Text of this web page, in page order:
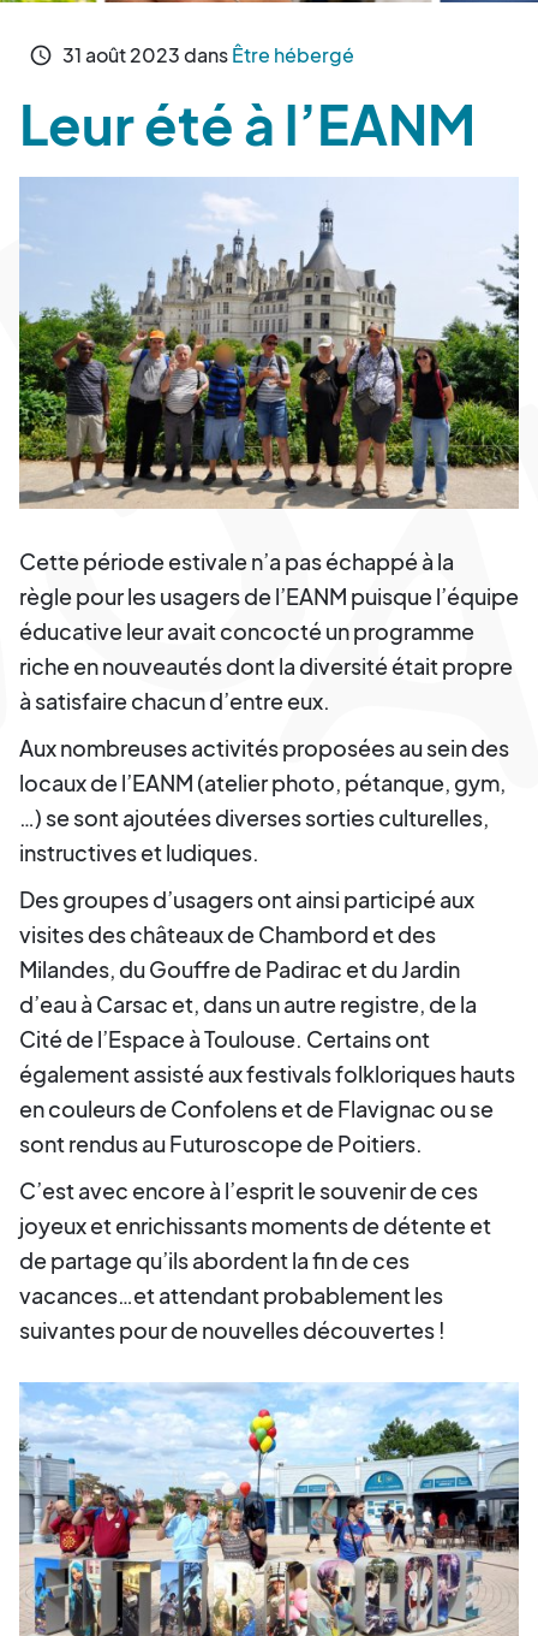
schedule 31août2023dansÊtre hébergé
Leur été à l’EANM
Cette période estivale n’a pas échappé à la
règle pour les usagers de l’EANM puisque l’équipe
éducative leur avait concocté un programme
riche en nouveautés dont la diversité était propre
à satisfaire chacun d’entre eux.
Aux nombreuses activités proposées au sein des
locaux de l’EANM (atelier photo, pétanque, gym,
…) se sont ajoutées diverses sorties culturelles,
instructives et ludiques.
Des groupes d’usagers ont ainsi participé aux
visites des châteaux de Chambord et des
Milandes, du Gouffre de Padirac et du Jardin
d’eau à Carsac et, dans un autre registre, de la
Cité de l’Espace à Toulouse. Certains ont
également assisté aux festivals folkloriques hauts
en couleurs de Confolens et de Flavignac ou se
sont rendus au Futuroscope de Poitiers.
C’est avec encore à l’esprit le souvenir de ces
joyeux et enrichissants moments de détente et
de partage qu’ils abordent la fin de ces
vacances…et attendant probablement les
suivantes pour de nouvelles découvertes !